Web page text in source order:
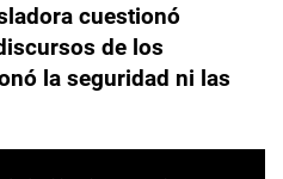
cuestionó
de los
la seguridad ni las